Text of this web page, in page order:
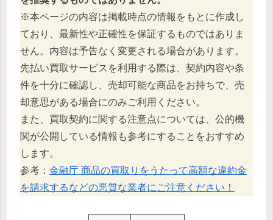
※本ページの内容は掲載時点の情報をもとに作成し
ており、最新性や正確性を保証するものではありま
せん。内容は予告なく変更される場合があります。
先払い買取サービスを利用する際は、契約内容や条
件を十分に確認し、売却可能な商品をお持ちで、売
却意思がある場合にのみご利用ください。
また、買取契約に関する注意点については、公的機
関が公開している情報も参考にすることをおすすめ
します。
参考： 金融庁 商品の買取りをうたって高額な違約金
を請求するなどの悪質な業者にご注意ください！